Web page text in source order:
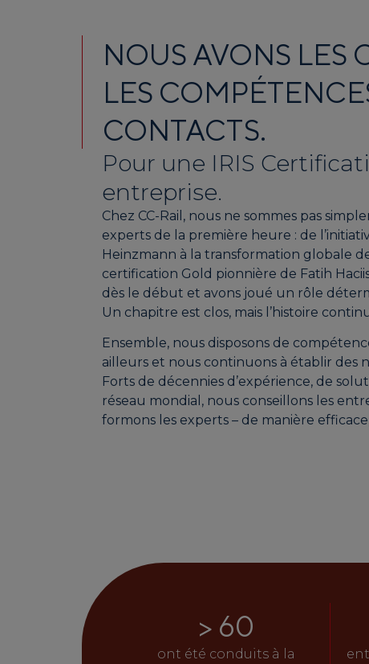
NOUS AVONS LES
LES
CONTACTS.
Pour une IRIS
entreprise.
Chez CC-Rail, nous ne sommes pas
experts de la première heure : de
Heinzmann à la transformation globale
certification Gold pionnière de Fatih
dès le début et avons joué un rôle
Un chapitre est clos, mais l’histoire
Ensemble, nous disposons de
ailleurs et nous continuons à établir des
Forts de décennies d’expérience, de
réseau mondial, nous conseillons les
formons les experts – de manière
ont été conduits à la
> 60